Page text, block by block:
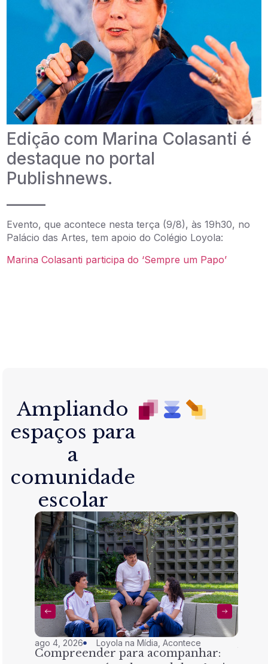
Edição com Marina Colasanti é
destaque no portal
Publishnews.
Evento, que acontece nesta terça (9/8), às 19h30, no
Palácio das Artes, tem apoio do Colégio Loyola:
Marina Colasanti participa do ‘Sempre um Papo’
Ampliando
espaços para
a
comunidade
escolar
ago 4, 2026 Loyola na Mídia ,Acontece
Compreender para acompanhar: